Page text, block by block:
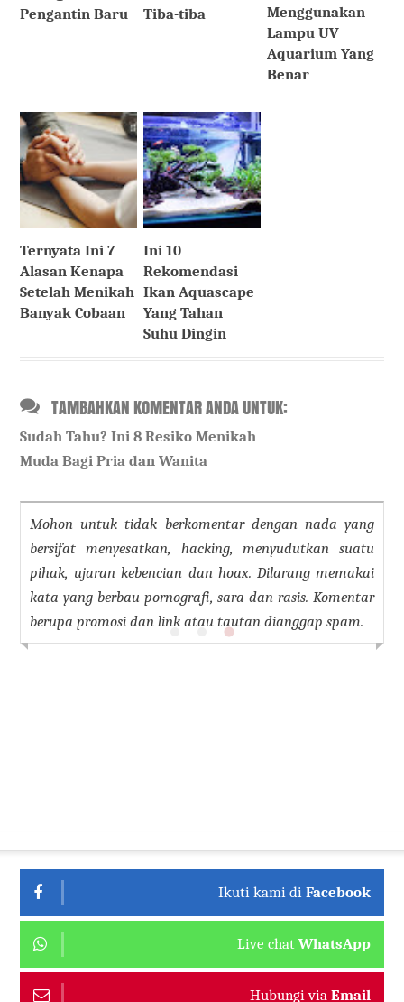
Pengantin Baru
Tiba-tiba
Menggunakan
Lampu UV
Aquarium Yang
Benar
Ternyata Ini 7
Alasan Kenapa
Setelah Menikah
Banyak Cobaan
Ini 10
Rekomendasi
Ikan Aquascape
Yang Tahan
Suhu Dingin
TAMBAHKAN KOMENTAR ANDA UNTUK:
Sudah Tahu? Ini 8 Resiko Menikah
Muda Bagi Pria dan Wanita
Mohon untuk tidak berkomentar dengan nada yang
bersifat menyesatkan, hacking, menyudutkan suatu
pihak, ujaran kebencian dan hoax. Dilarang memakai
kata yang berbau pornografi, sara dan rasis. Komentar
berupa promosi dan link atau tautan dianggap spam.
Ikuti kami di Facebook
Live chat WhatsApp
Hubungi via Email